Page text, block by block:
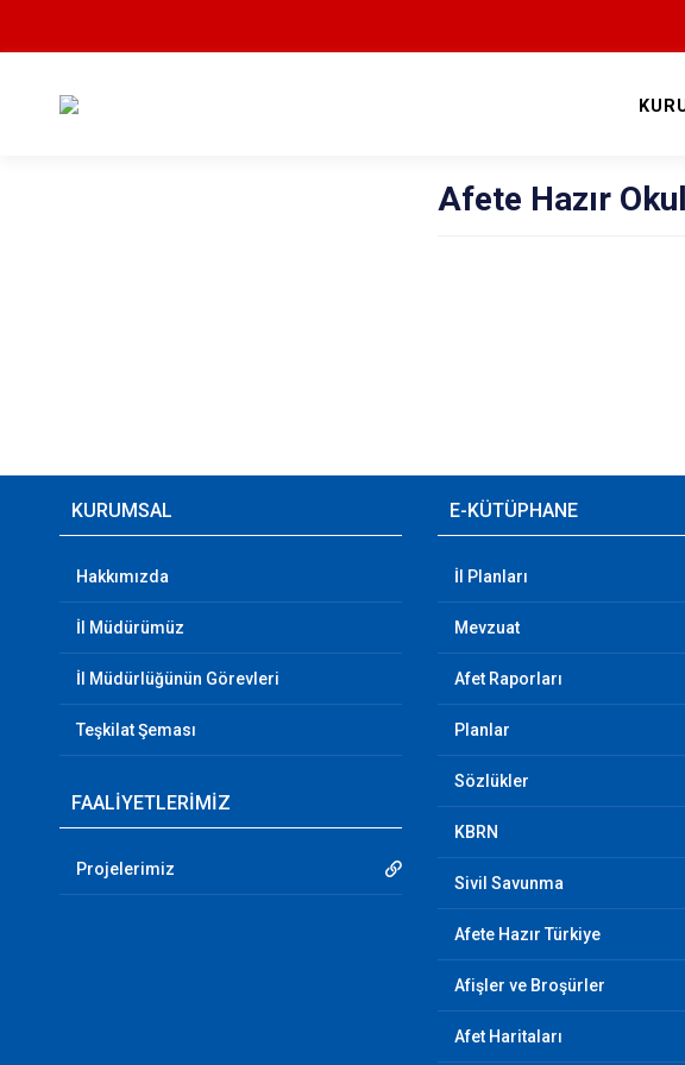
Afete Hazır
KURUMSAL
Hakkımızda
İl Müdürümüz
İl Müdürlüğünün Görevleri
Teşkilat Şeması
FAALİYETLERİMİZ
Projelerimiz
E-KÜTÜPHANE
İl Planları
Mevzuat
Afet Raporları
Planlar
Sözlükler
KBRN
Sivil Savunma
Afete Hazır Türkiye
Afişler ve Broşürler
Afet Haritaları